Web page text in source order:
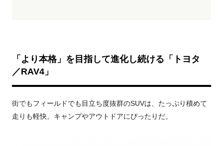
「より本格」を目指して進化し続ける「トヨタ
／RAV4」
街でもフィールドでも目立ち度抜群のSUVは、たっぷり積めて
走りも軽快。キャンプやアウトドアにぴったりだ。